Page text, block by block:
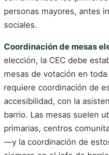
personas mayores, antes
sociales.
Coordinación de mesas
elección, la CEC debe
mesas de votación en toda
requiere coordinación de
accesibilidad, con la
barrio. Las mesas suelen
primarias, centros
—y la coordinación de